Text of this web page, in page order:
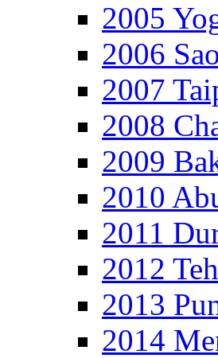
2005
2006
2007
2008
2009
2010
2011
2012
2013
2014